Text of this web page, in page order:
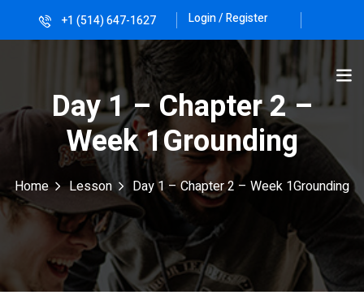
+1 (514) 647-1627 Login / Register
Day 1 – Chapter 2 –
Week 1Grounding
Home Lesson Day 1 – Chapter 2 – Week 1Grounding
Sign in Sign up
Sign in
Don’t have an account?Sign up
Remember me Lost your password?